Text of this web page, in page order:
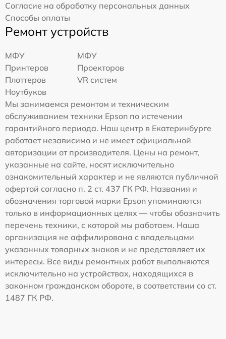
Согласие на обработку персональных данных
Способы оплаты
Ремонт устройств
МФУ
МФУ
Принтеров
Проекторов
Плоттеров
VR систем
Ноутбуков
Мы занимаемся ремонтом и техническим
обслуживанием техники Epson по истечении
гарантийного периода. Наш центр в Екатеринбурге
работает независимо и не имеет официальной
авторизации от производителя. Цены на ремонт,
указанные на сайте, носят исключительно
ознакомительный характер и не являются публичной
офертой согласно п. 2 ст. 437 ГК РФ. Названия и
обозначения торговой марки Epson упоминаются
только в информационных целях — чтобы обозначить
перечень техники, с которой мы работаем. Наша
организация не аффилирована с владельцами
указанных товарных знаков и не представляет их
интересы. Все виды ремонтных работ выполняются
исключительно на устройствах, находящихся в
законном гражданском обороте, в соответствии со ст.
1487 ГК РФ.